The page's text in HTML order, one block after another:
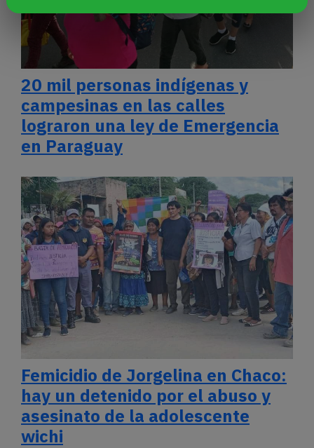
20 mil personas indígenas y
campesinas en las calles
lograron una ley de Emergencia
en Paraguay
Femicidio de Jorgelina en Chaco:
hay un detenido por el abuso y
asesinato de la adolescente
wichi